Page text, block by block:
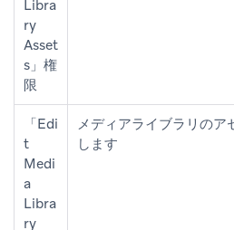
Libra
ry
Asset
s」権
限
「Edi
t
Medi
a
Libra
ry
メディアライブラリの
します